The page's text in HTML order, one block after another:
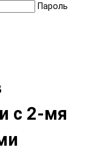
Пароль
с 2-мя